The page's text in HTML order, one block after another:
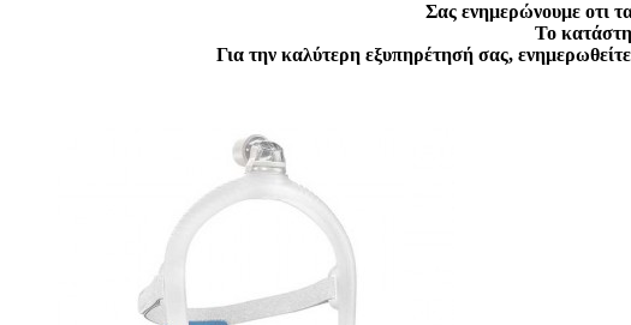
Σας ενημερώνουμε οτι
Το
Για την καλύτερη εξυπηρέτησή σας,